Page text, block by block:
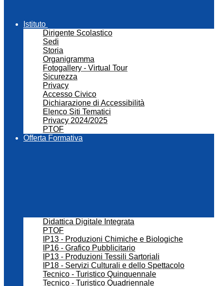
Istituto
Dirigente Scolastico
Sedi
Storia
Organigramma
Fotogallery - Virtual Tour
Sicurezza
Privacy
Accesso Civico
Dichiarazione di Accessibilità
Elenco Siti Tematici
Privacy 2024/2025
PTOF
Offerta Formativa
Didattica Digitale Integrata
PTOF
IP13 - Produzioni Chimiche e Biologiche
IP16 - Grafico Pubblicitario
IP13 - Produzioni Tessili Sartoriali
IP18 - Servizi Culturali e dello Spettacolo
Tecnico - Turistico Quinquennale
Tecnico - Turistico Quadriennale